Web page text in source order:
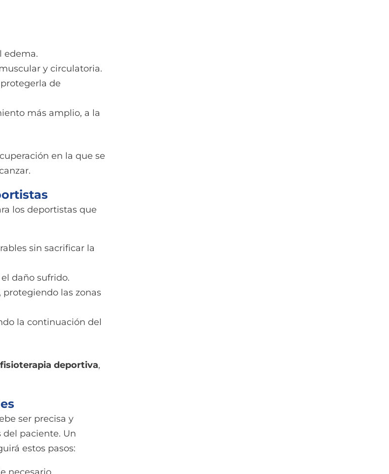
edema.
y circulatoria.
de
más amplio, a la
en la que se
los deportistas que
sin sacrificar la
daño sufrido.
protegiendo las zonas
la continuación del
fisioterapia deportiva,
ser precisa y
del paciente. Un
estos pasos: